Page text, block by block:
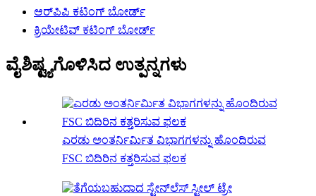
ಆರ್‌ಪಿಪಿ ಕಟಿಂಗ್ ಬೋರ್ಡ್
ಕ್ರಿಯೇಟಿವ್ ಕಟಿಂಗ್ ಬೋರ್ಡ್
ವೈಶಿಷ್ಟ್ಯಗೊಳಿಸಿದ ಉತ್ಪನ್ನಗಳು
ಎರಡು ಅಂತರ್ನಿರ್ಮಿತ ವಿಭಾಗಗಳನ್ನು ಹೊಂದಿರುವ
FSC ಬಿದಿರಿನ ಕತ್ತರಿಸುವ ಫಲಕ